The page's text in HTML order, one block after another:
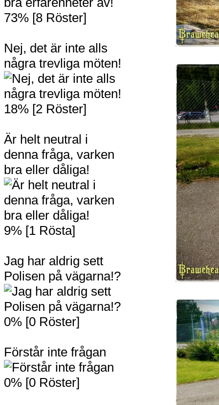
73% [8 Röster]
Nej, det är inte alls
några trevliga möten!
18% [2 Röster]
Är helt neutral i
denna fråga, varken
bra eller dåliga!
9% [1 Rösta]
Jag har aldrig sett
Polisen på vägarna!?
0% [0 Röster]
Förstår inte frågan
0% [0 Röster]